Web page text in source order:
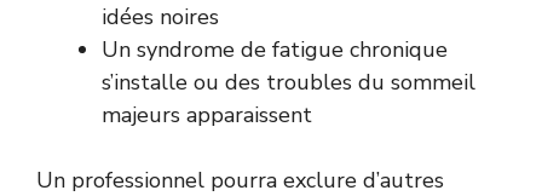
idées noires
Un syndrome de fatigue chronique
s’installe ou des troubles du sommeil
majeurs apparaissent
Un professionnel pourra exclure d’autres